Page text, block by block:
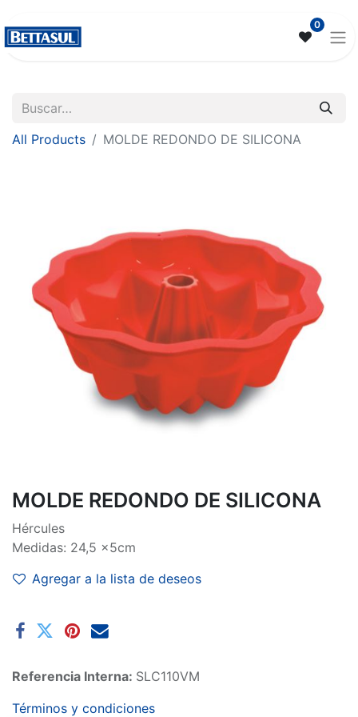
0
All Products MOLDE REDONDO DE SILICONA
MOLDE REDONDO DE SILICONA
Hércules
Medidas: 24,5 x5cm
Agregar a la lista de deseos
Referencia Interna: SLC110VM
Términos y condiciones